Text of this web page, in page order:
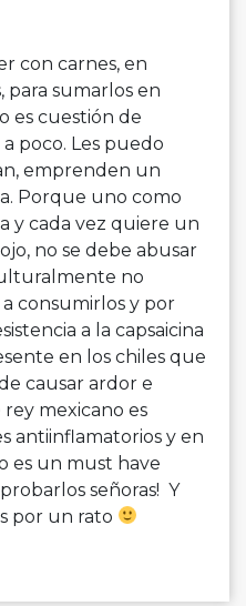
con carnes, en
para sumarlos en
es cuestión de
poco. Les puedo
emprenden un
Porque uno como
y cada vez quiere un
no se debe abusar
no
consumirlos y por
a la capsaicina
en los chiles que
causar ardor e
rey mexicano es
antiinflamatorios y en
es un must have
señoras! Y
por un rato